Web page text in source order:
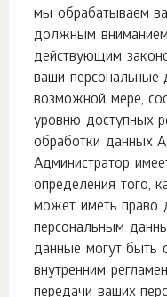
мы обрабатываем
должным вниманием
действующим
ваши персональные
возможной мере,
уровню доступных
обработки данных
Администратор
определения того,
может иметь право
персональным
данные могут быть
внутренним
передачи ваших